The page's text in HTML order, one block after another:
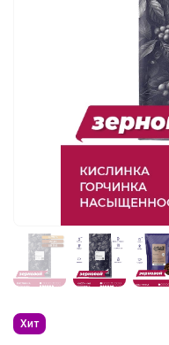
Хит